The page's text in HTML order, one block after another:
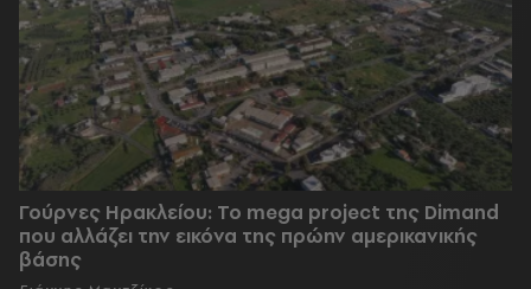
Γούρνες Ηρακλείου: To mega project της Dimand
που αλλάζει την εικόνα της πρώην αμερικανικής
βάσης